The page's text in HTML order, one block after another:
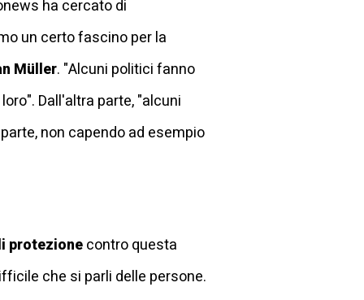
ha cercato di
un certo fascino per la
Müller. "Alcuni politici fanno
Dall'altra parte, "alcuni
non capendo ad esempio
protezionecontro questa
che si parli delle persone.